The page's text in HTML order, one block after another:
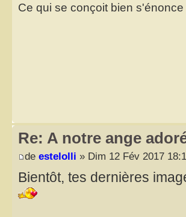
Ce qui se conçoit bien
Re: A notre ange
de estelolli » Dim 12 Fév 2017
Bientôt, tes dernières